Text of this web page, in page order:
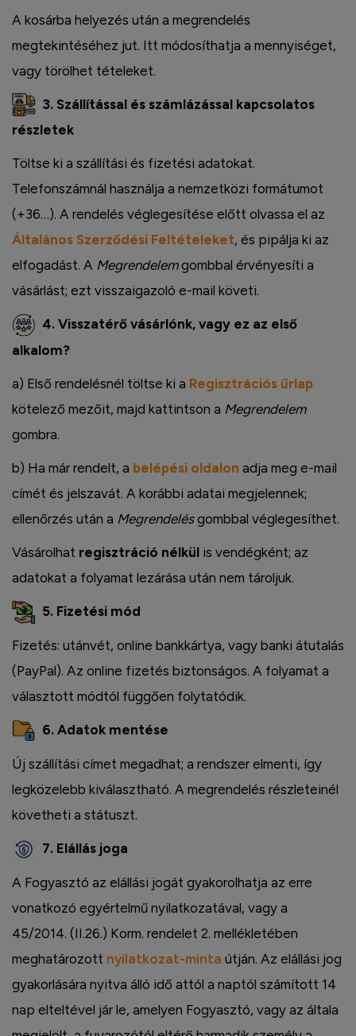
A kosárba helyezés után a megrendelés
megtekintéséhez jut. Itt módosíthatja a mennyiséget,
vagy törölhet tételeket.
3. Szállítással és számlázással kapcsolatos
részletek
Töltse ki a szállítási és fizetési adatokat.
Telefonszámnál használja a nemzetközi formátumot
(+36…). A rendelés véglegesítése előtt olvassa el az
Általános Szerződési Feltételeket, és pipálja ki az
elfogadást. A Megrendelemgombbal érvényesíti a
vásárlást; ezt visszaigazoló e-mail követi.
4. Visszatérő vásárlónk, vagy ez az első
alkalom?
a) Első rendelésnél töltse ki a Regisztrációs űrlap
kötelező mezőit, majd kattintson a Megrendelem
gombra.
b) Ha már rendelt, a belépési oldalon adja meg e-mail
címét és jelszavát. A korábbi adatai megjelennek;
ellenőrzés után a Megrendelésgombbal véglegesíthet.
Vásárolhat regisztráció nélkül is vendégként; az
adatokat a folyamat lezárása után nem tároljuk.
5. Fizetési mód
Fizetés: utánvét, online bankkártya, vagy banki átutalás
(PayPal). Az online fizetés biztonságos. A folyamat a
választott módtól függően folytatódik.
6. Adatok mentése
Új szállítási címet megadhat; a rendszer elmenti, így
legközelebb kiválasztható. A megrendelés részleteinél
követheti a státuszt.
7. Elállás joga
A Fogyasztó az elállási jogát gyakorolhatja az erre
vonatkozó egyértelmű nyilatkozatával, vagy a
45/2014. (II.26.) Korm. rendelet 2. mellékletében
meghatározott nyilatkozat-minta útján. Az elállási jog
gyakorlására nyitva álló idő attól a naptól számított 14
nap elteltével jár le, amelyen Fogyasztó, vagy az általa